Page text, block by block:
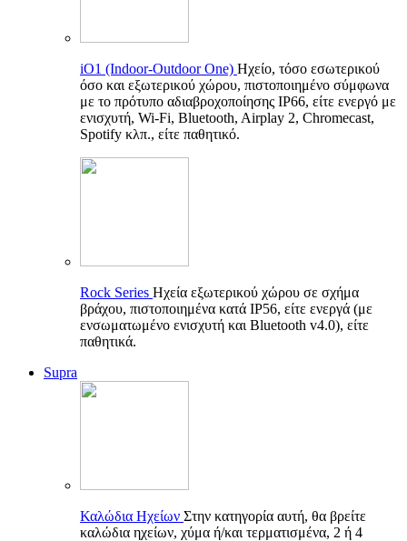
iO1 (Indoor-Outdoor One) Ηχείο, τόσο εσωτερικού
όσο και εξωτερικού χώρου, πιστοποιημένο σύμφωνα
με το πρότυπο αδιαβροχοποίησης IP66, είτε ενεργό με
ενισχυτή, Wi-Fi, Bluetooth, Airplay 2, Chromecast,
Spotify κλπ., είτε παθητικό.
Rock Series Ηχεία εξωτερικού χώρου σε σχήμα
βράχου, πιστοποιημένα κατά IP56, είτε ενεργά (με
ενσωματωμένο ενισχυτή και Bluetooth v4.0), είτε
παθητικά.
Supra
Καλώδια Ηχείων Στην κατηγορία αυτή, θα βρείτε
καλώδια ηχείων, χύμα ή/και τερματισμένα, 2 ή 4